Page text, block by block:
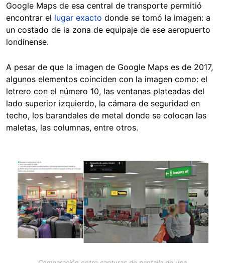
Google Maps de esa central de transporte permitió
encontrar el lugar exacto donde se tomó la imagen: a
un costado de la zona de equipaje de ese aeropuerto
londinense.
A pesar de que la imagen de Google Maps es de 2017,
algunos elementos coinciden con la imagen como: el
letrero con el número 10, las ventanas plateadas del
lado superior izquierdo, la cámara de seguridad en
techo, los barandales de metal donde se colocan las
maletas, las columnas, entre otros.
Image